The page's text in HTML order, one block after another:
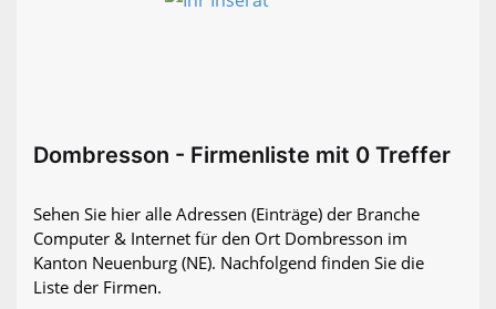
Dombresson - Firmenliste mit 0 Treffer
Sehen Sie hier alle Adressen (Einträge) der Branche
Computer & Internet für den Ort Dombresson im
Kanton Neuenburg (NE). Nachfolgend finden Sie die
Liste der Firmen.